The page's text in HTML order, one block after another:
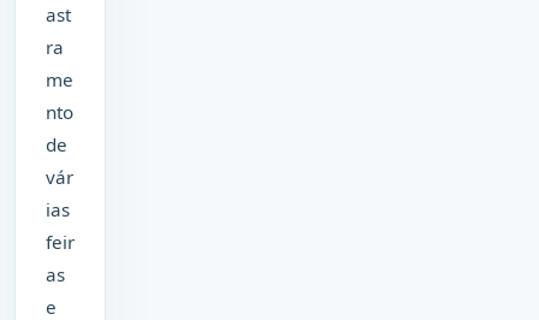
ast
ra
me
nto
de
vár
ias
feir
as
e